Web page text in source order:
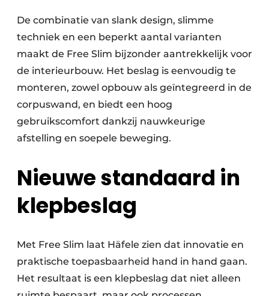
De combinatie van slank design, slimme
techniek en een beperkt aantal varianten
maakt de Free Slim bijzonder aantrekkelijk voor
de interieurbouw. Het beslag is eenvoudig te
monteren, zowel opbouw als geïntegreerd in de
corpuswand, en biedt een hoog
gebruikscomfort dankzij nauwkeurige
afstelling en soepele beweging.
Nieuwe standaard in
klepbeslag
Met Free Slim laat Häfele zien dat innovatie en
praktische toepasbaarheid hand in hand gaan.
Het resultaat is een klepbeslag dat niet alleen